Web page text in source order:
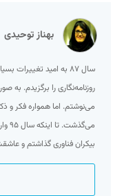
بهناز توحیدی
سال ۸۷ به امید
روزنامه‌نگاری را برگزیدم.
می‌نوشتم. اما همواره فکر و
بیکران فناوری گذاشتم و